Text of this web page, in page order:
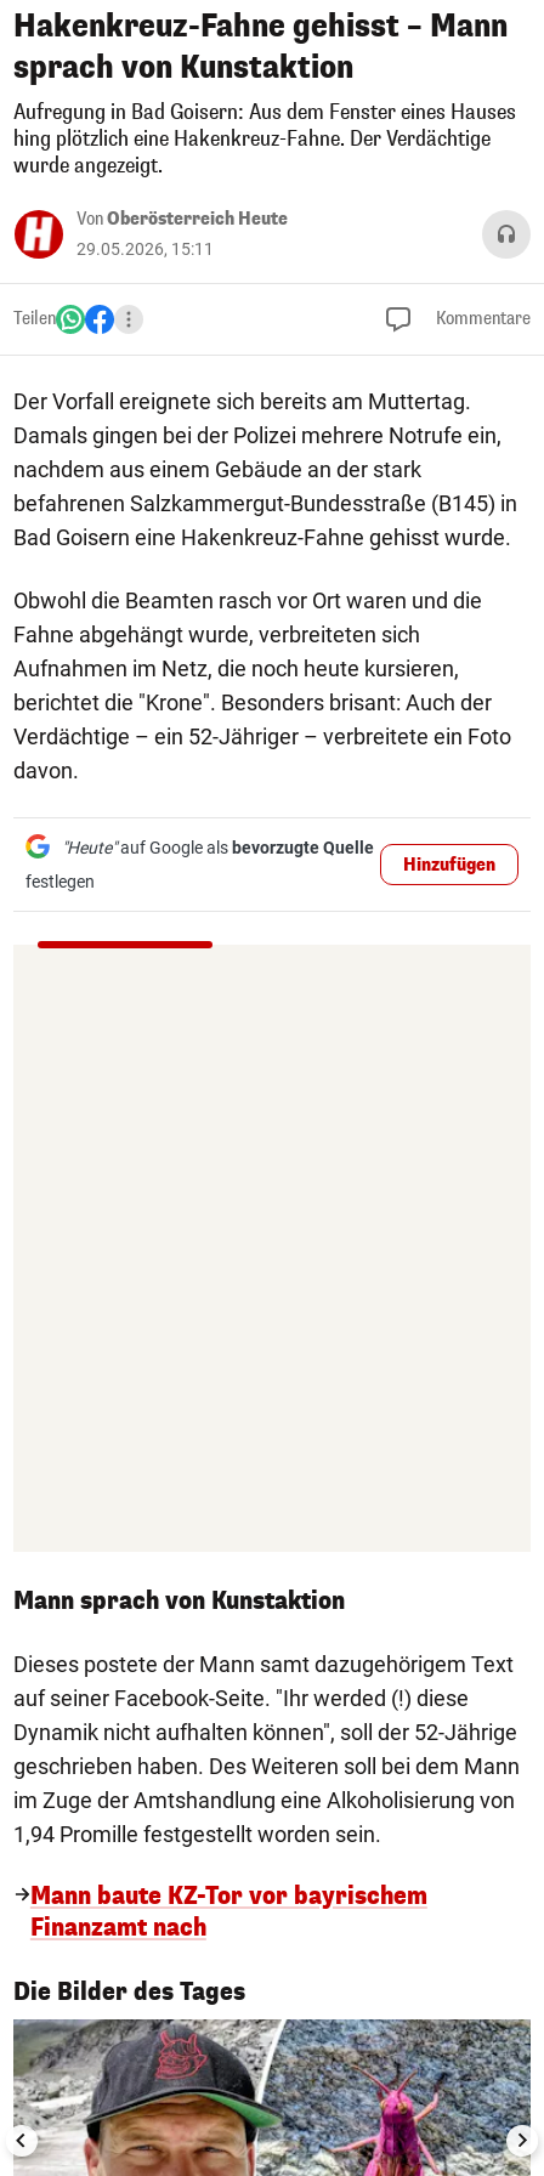
Hakenkreuz-Fahne gehisst – Mann
sprach von Kunstaktion
Aufregung in Bad Goisern: Aus dem Fenster eines Hauses
hing plötzlich eine Hakenkreuz-Fahne. Der Verdächtige
wurde angezeigt.
VonOberösterreich Heute
29.05.2026, 15:11
Teilen Kommentare
Der Vorfall ereignete sich bereits am Muttertag.
Damals gingen bei der Polizei mehrere Notrufe ein,
nachdem aus einem Gebäude an der stark
befahrenen Salzkammergut-Bundesstraße (B145) in
Bad Goisern eine Hakenkreuz-Fahne gehisst wurde.
Obwohl die Beamten rasch vor Ort waren und die
Fahne abgehängt wurde, verbreiteten sich
Aufnahmen im Netz, die noch heute kursieren,
berichtet die "Krone". Besonders brisant: Auch der
Verdächtige – ein 52-Jähriger – verbreitete ein Foto
davon.
"Heute"auf Google als bevorzugte Quelle
festlegen
Hinzufügen
Mann sprach von Kunstaktion
Dieses postete der Mann samt dazugehörigem Text
auf seiner Facebook-Seite. "Ihr werded (!) diese
Dynamik nicht aufhalten können", soll der 52-Jährige
geschrieben haben. Des Weiteren soll bei dem Mann
im Zuge der Amtshandlung eine Alkoholisierung von
1,94 Promille festgestellt worden sein.
Mann baute KZ-Tor vor bayrischem
Finanzamt nach
Die Bilder des Tages
1/50